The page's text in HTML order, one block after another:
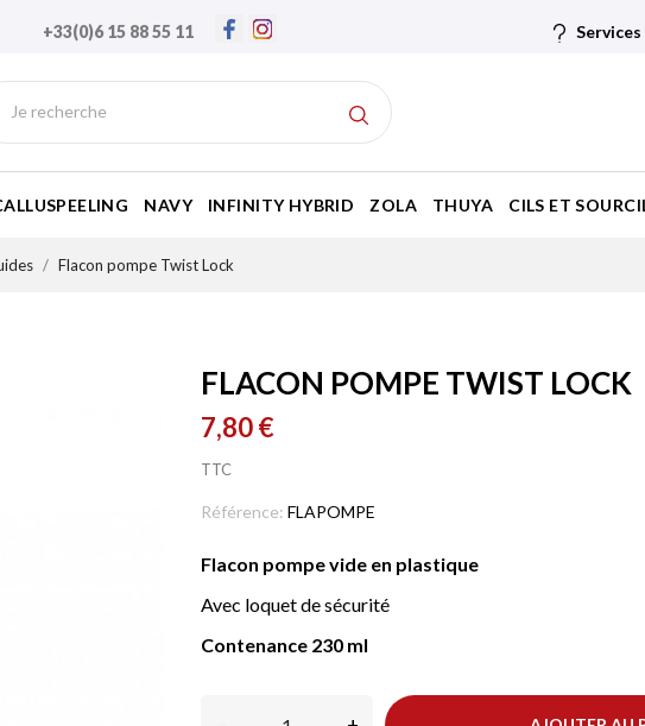
+33(0)6 15 88 55 11
NAVY INFINITY HYBRID ZOLA THUYA CILS ET
Flacon pompe Twist Lock
FLACON POMPE TWIST LOCK
7,80 €
TTC
Référence: FLAPOMPE
Flacon pompe vide en plastique
Avec loquet de sécurité
Contenance 230 ml